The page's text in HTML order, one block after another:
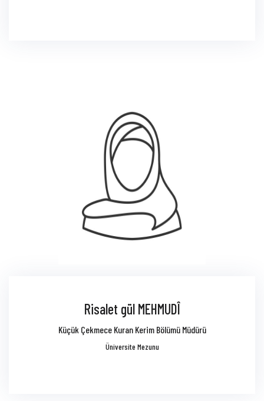
Risalet gül MEHMUDÎ
Küçük Çekmece Kuran Kerim Bölümü Müdürü
Üniversite Mezunu